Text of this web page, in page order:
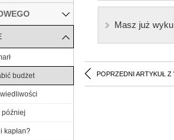
Masz już
POPRZEDNI ARTYKUŁ Z
budżet
później
kapłan?